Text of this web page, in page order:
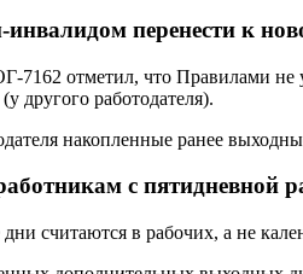
перенести к
7162 отметил, что Правилами
другого работодателя).
накопленные ранее
с пятидневной
считаются в рабочих, а не